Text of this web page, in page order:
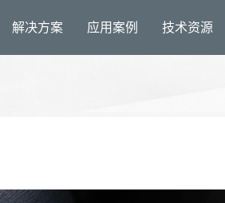
解决方案 应用案例 技术资源